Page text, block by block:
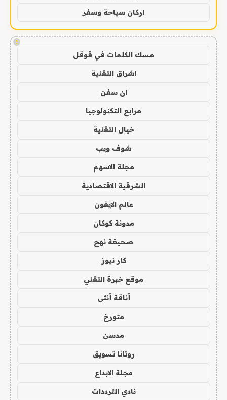
اركان سياحة وسفر
!
مسك الكلمات في قوقل
اشراق التقنية
ان سفن
مرابع التكنولوجيا
خيال التقنية
شوف ويب
مجلة الاسهم
الشرقية الاقتصادية
عالم الايفون
مدونة كوكان
صحيفة نهج
كار نيوز
موقع خبرة التقني
أناقة أنثى
متورخ
مدسن
روتانا تسويق
مجلة الابداع
نادي الترددات